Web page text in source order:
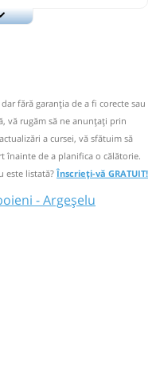
⤣
Campulung Muscel
fără garanţia de a fi corecte sau
vă rugăm să ne anunțați prin
a cursei, vă sfătuim să
înainte de a planifica o călătorie.
este listată?Înscrieți-vă GRATUIT!
- Argeșelu